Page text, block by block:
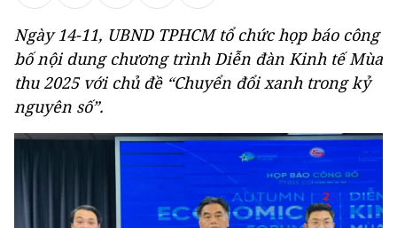
Ngày 14-11, UBND TPHCM tổ chức họp báo công
bố nội dung chương trình Diễn đàn Kinh tế Mùa
thu 2025 với chủ đề “Chuyển đổi xanh trong kỷ
nguyên số”.